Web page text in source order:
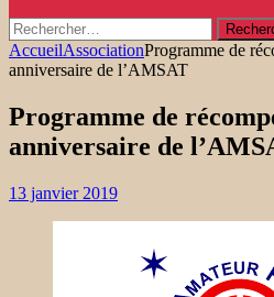
Rechercher :
AccueilAssociationProgramme de
anniversaire de l’AMSAT
Programme de
anniversaire de
13 janvier 2019